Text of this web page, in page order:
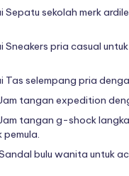
Sepatu sekolah merk
Sneakers pria casual
Tas selempang pria
tangan expedition
tangan g-shock
pemula.
bulu wanita untuk